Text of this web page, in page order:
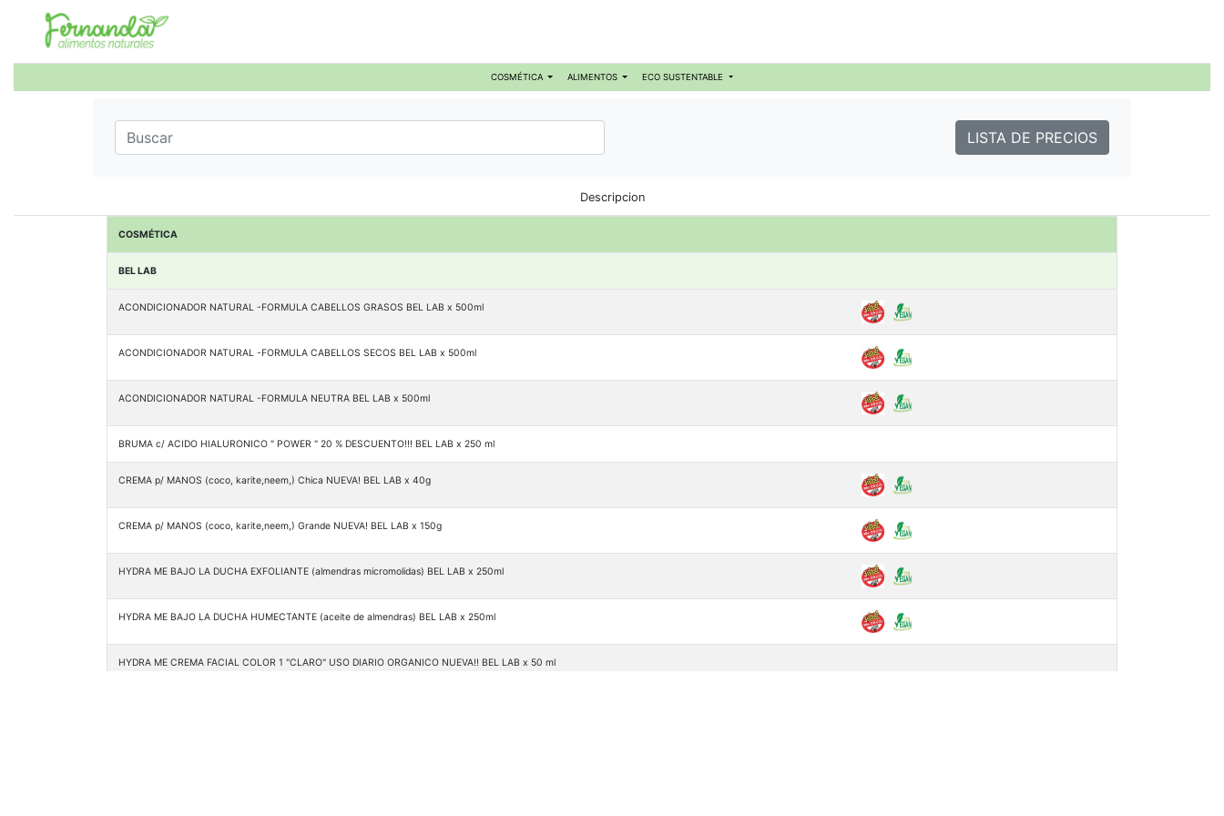
COSMÉTICA ALIMENTOS ECO SUSTENTABLE
LISTA DE PRECIOS
Descripcion
COSMÉTICA
BEL LAB
ACONDICIONADOR NATURAL -FORMULA CABELLOS GRASOS BEL LAB x 500ml
ACONDICIONADOR NATURAL -FORMULA CABELLOS SECOS BEL LAB x 500ml
ACONDICIONADOR NATURAL -FORMULA NEUTRA BEL LAB x 500ml
BRUMA c/ ACIDO HIALURONICO " POWER " 20 % DESCUENTO!!! BEL LAB x 250 ml
CREMA p/ MANOS (coco, karite,neem,) Chica NUEVA! BEL LAB x 40g
CREMA p/ MANOS (coco, karite,neem,) Grande NUEVA! BEL LAB x 150g
HYDRA ME BAJO LA DUCHA EXFOLIANTE (almendras micromolidas) BEL LAB x 250ml
HYDRA ME BAJO LA DUCHA HUMECTANTE (aceite de almendras) BEL LAB x 250ml
HYDRA ME CREMA FACIAL COLOR 1 "CLARO" USO DIARIO ORGANICO NUEVA!! BEL LAB x 50 ml